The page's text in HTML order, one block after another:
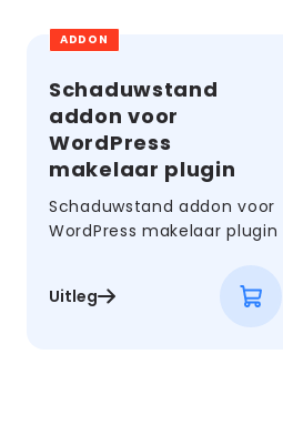
ADDON
Schaduwstand
addon voor
WordPress
makelaar plugin
Schaduwstand addon voor
WordPress makelaar plugin
Uitleg